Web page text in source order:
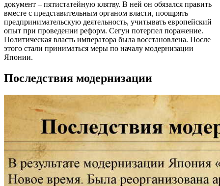
документ – пятистатейную клятву. В ней он обязался править
вместе с представительным органом власти, поощрять
предпринимательскую деятельность, учитывать европейский
опыт при проведении реформ. Сегун потерпел поражение.
Политическая власть императора была восстановлена. После
этого стали приниматься меры по началу модернизации
Японии.
Последствия модернизации